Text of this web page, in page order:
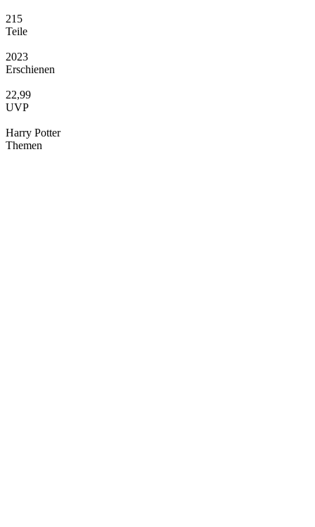
215
Teile
2023
Erschienen
22,99
UVP
Harry Potter
Themen